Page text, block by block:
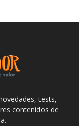
tests,
contenidos de